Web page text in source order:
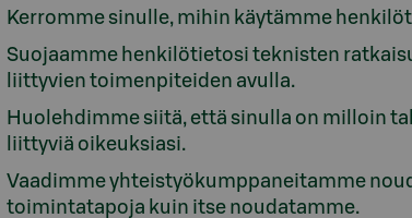
Kerromme sinulle, mihin käytämme
Suojaamme henkilötietosi teknisten
liittyvien toimenpiteiden avulla.
Huolehdimme siitä, että sinulla on milloin
liittyviä oikeuksiasi.
Vaadimme yhteistyökumppaneitamme
toimintatapoja kuin itse noudatamme.